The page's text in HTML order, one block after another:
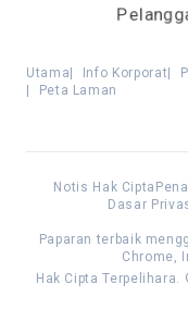
Utama| Info Korporat|
|
Peta Laman
Notis Hak Cipta
Dasar
Paparan terbaik
Chrome,
Hak Cipta